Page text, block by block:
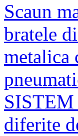
Scaun
bratele
metalica
SISTEM
diferite